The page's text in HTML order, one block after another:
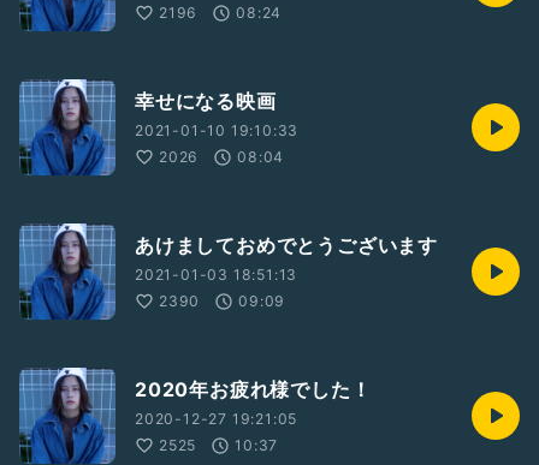
2196
08:24
幸せになる映画
2021-01-10 19:10:33
2026
08:04
あけましておめでとうございます
2021-01-03 18:51:13
2390
09:09
2020年お疲れ様でした！
2020-12-27 19:21:05
2525
10:37